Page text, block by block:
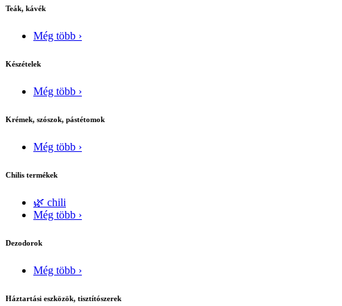
Teák, kávék
Még több ›
Készételek
Még több ›
Krémek, szószok, pástétomok
Még több ›
Chilis termékek
🌿 chili
Még több ›
Dezodorok
Még több ›
Háztartási eszközök, tisztítószerek